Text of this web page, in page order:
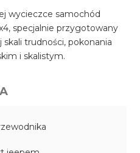
wycieczce samochód
specjalnie przygotowany
trudności, pokonania
i skalistym.